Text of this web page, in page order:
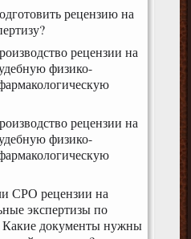
рецензию на
рецензии на
физико-
рецензии на
физико-
СРО рецензии на
экспертизы по
Какие документы нужны